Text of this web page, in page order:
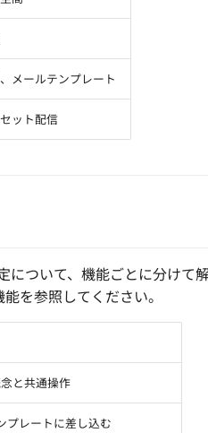
メールテンプレート
ット配信
について、機能ごとに分けて
を参照してください。
と共通操作
プレートに差し込む